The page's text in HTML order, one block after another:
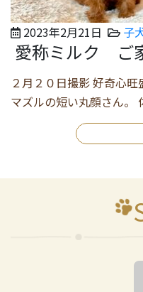
2023年2月21日 子
愛称ミルク ご
２月２０日撮影 好奇心旺
マズルの短い丸顔さん